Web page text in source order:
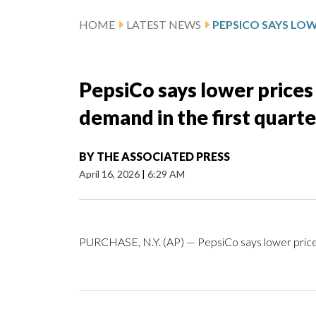
HOME LATEST NEWS
PepsiCo says lower
demand in the first
BY THE ASSOCIATED PRESS
April 16, 2026 | 6:29 AM
PURCHASE, N.Y. (AP) — PepsiCo says lower